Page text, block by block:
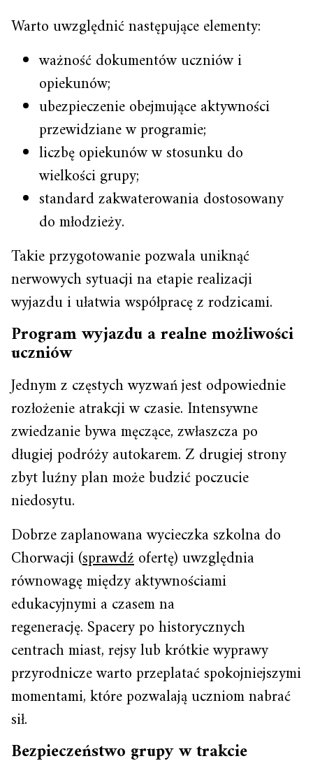
Warto uwzględnić następujące elementy:
ważność dokumentów uczniów i
opiekunów;
ubezpieczenie obejmujące aktywności
przewidziane w programie;
liczbę opiekunów w stosunku do
wielkości grupy;
standard zakwaterowania dostosowany
do młodzieży.
Takie przygotowanie pozwala uniknąć
nerwowych sytuacji na etapie realizacji
wyjazdu i ułatwia współpracę z rodzicami.
Program wyjazdu a realne możliwości
uczniów
Jednym z częstych wyzwań jest odpowiednie
rozłożenie atrakcji w czasie. Intensywne
zwiedzanie bywa męczące, zwłaszcza po
długiej podróży autokarem. Z drugiej strony
zbyt luźny plan może budzić poczucie
niedosytu.
Dobrze zaplanowana wycieczka szkolna do
Chorwacji (sprawdźofertę) uwzględnia
równowagę między aktywnościami
edukacyjnymi a czasem na
regenerację. Spacery po historycznych
centrach miast, rejsy lub krótkie wyprawy
przyrodnicze warto przeplatać spokojniejszymi
momentami, które pozwalają uczniom nabrać
sił.
Bezpieczeństwo grupy w trakcie